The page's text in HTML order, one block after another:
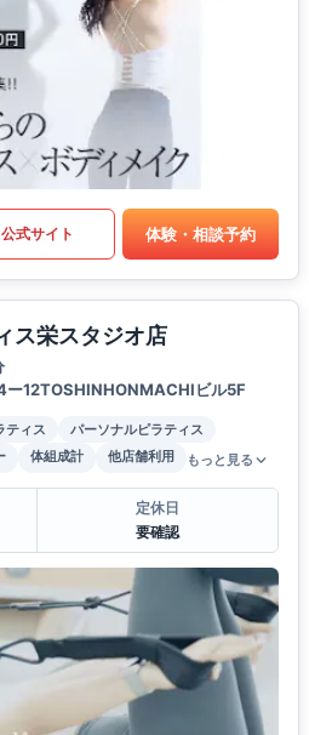
公式サイト 体験・相談予約
ス栄スタジオ店
ー12TOSHINHONMACHIビル5F
ティス
パーソナルピラティス
体組成計 他店舗利用 もっと見る
定休日
要確認